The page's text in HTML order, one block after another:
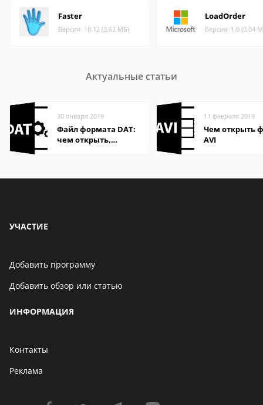
Faster
Версия: 10.12 (3.62 МБ)
LoadOrder
Версия: 1.0 (0.04
Актуальные статьи
30 января 2019
Файл формата DAT:
чем открыть,
11 февраля 2019
Чем открыть
AVI
УЧАСТИЕ
Добавить программу
Добавить обзор или статью
ИНФОРМАЦИЯ
Контакты
Реклама